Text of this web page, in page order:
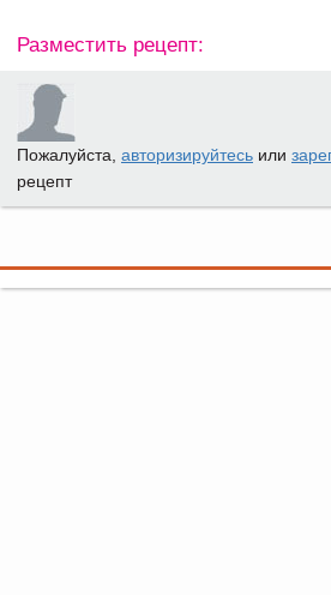
Разместить рецепт:
Пожалуйста, авторизируйтесь или
рецепт